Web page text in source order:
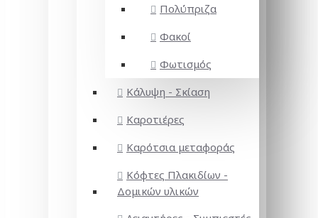
Πολύπριζα
Φακοί
Φωτισμός
Κάλυψη - Σκίαση
Καροτιέρες
Καρότσια μεταφοράς
Κόφτες Πλακιδίων -
Δομικών υλικών